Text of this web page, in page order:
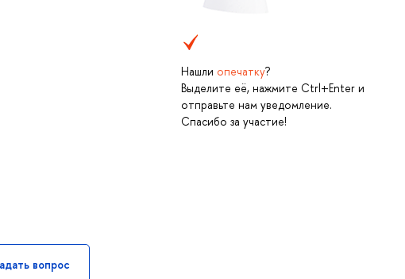
Нашли опечатку?
Выделите её, нажмите Ctrl+Enter и
отправьте нам уведомление.
Спасибо за участие!
вопрос